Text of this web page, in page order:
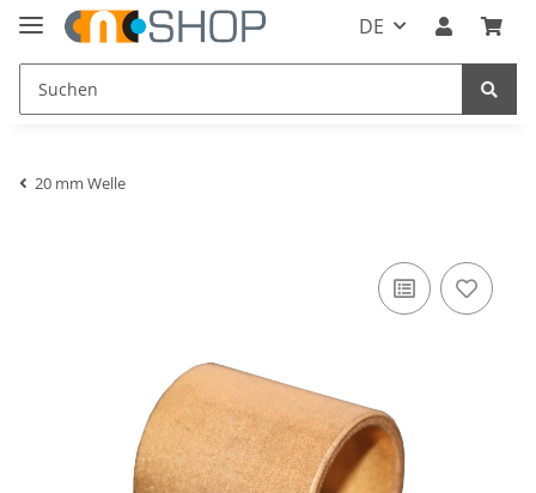
DE
20 mm Welle